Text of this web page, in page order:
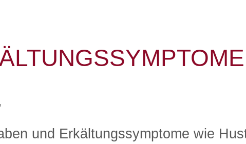
und Erkältungssymptome wie